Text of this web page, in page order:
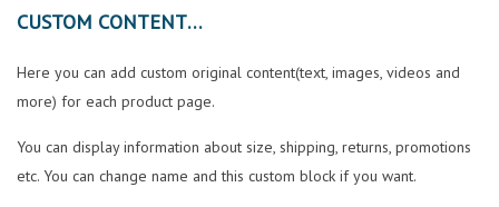
CUSTOM CONTENT
Here you can add custom original content(text, images, videos and
more) for each product page.
You can display information about size, shipping, returns, promotions
etc. You can change name and this custom block if you want.